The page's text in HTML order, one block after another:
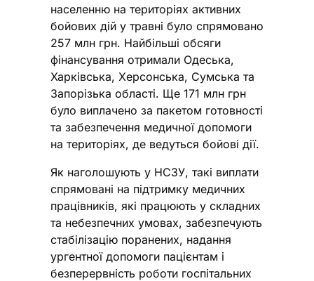
населенню на територіях активних
бойових дій у травні було спрямовано
257 млн грн. Найбільші обсяги
фінансування отримали Одеська,
Харківська, Херсонська, Сумська та
Запорізька області. Ще 171 млн грн
було виплачено за пакетом готовності
та забезпечення медичної допомоги
на територіях, де ведуться бойові дії.
Як наголошують у НСЗУ, такі виплати
спрямовані на підтримку медичних
працівників, які працюють у складних
та небезпечних умовах, забезпечують
стабілізацію поранених, надання
ургентної допомоги пацієнтам і
безперервність роботи госпітальних